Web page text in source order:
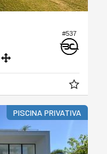
#537
PISCINA PRIVATIVA